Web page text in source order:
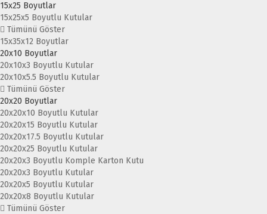
15x25 Boyutlar
15x25x5 Boyutlu Kutular
Tümünü Göster
15x35x12 Boyutlar
20x10 Boyutlar
20x10x3 Boyutlu Kutular
20x10x5.5 Boyutlu Kutular
Tümünü Göster
20x20 Boyutlar
20x20x10 Boyutlu Kutular
20x20x15 Boyutlu Kutular
20x20x17.5 Boyutlu Kutular
20x20x25 Boyutlu Kutular
20x20x3 Boyutlu Komple Karton Kutu
20x20x3 Boyutlu Kutular
20x20x5 Boyutlu Kutular
20x20x8 Boyutlu Kutular
Tümünü Göster